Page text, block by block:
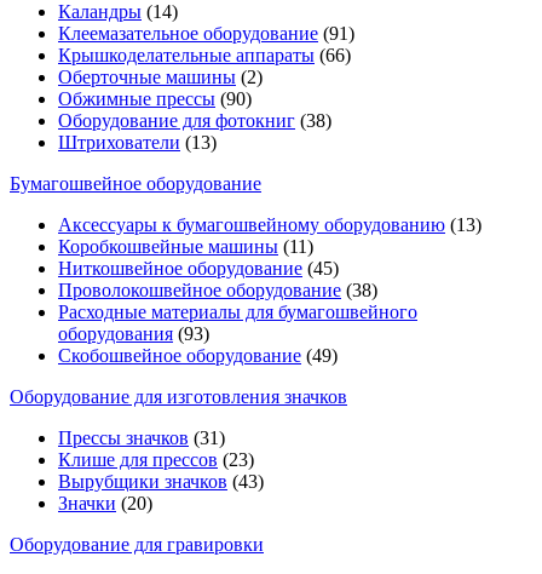
Каландры (14)
Клеемазательное оборудование (91)
Крышкоделательные аппараты (66)
Оберточные машины (2)
Обжимные прессы (90)
Оборудование для фотокниг (38)
Штрихователи (13)
Бумагошвейное оборудование
Аксессуары к бумагошвейному оборудованию (13)
Коробкошвейные машины (11)
Ниткошвейное оборудование (45)
Проволокошвейное оборудование (38)
Расходные материалы для бумагошвейного
оборудования (93)
Скобошвейное оборудование (49)
Оборудование для изготовления значков
Прессы значков (31)
Клише для прессов (23)
Вырубщики значков (43)
Значки (20)
Оборудование для гравировки